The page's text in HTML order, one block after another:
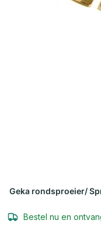
Geka rondsproeier/
Bestel nu en